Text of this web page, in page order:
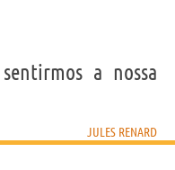
a nossa
JULES RENARD